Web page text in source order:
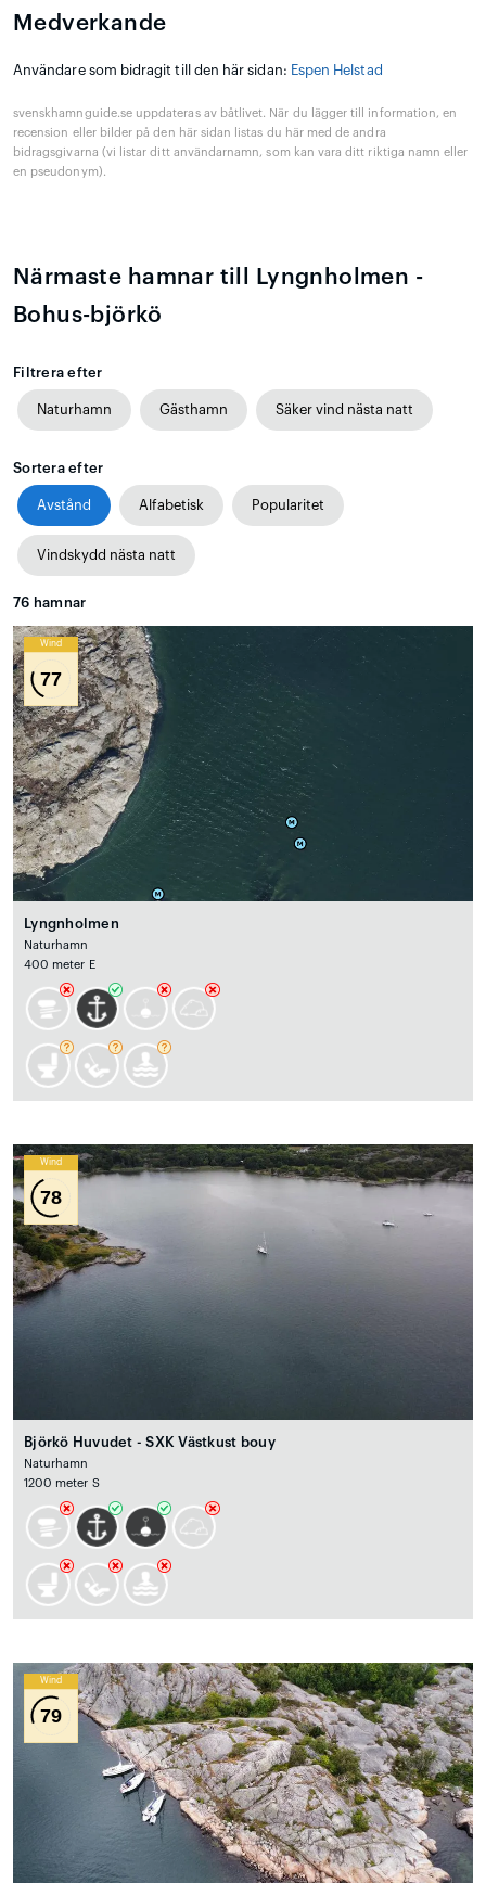
Medverkande
Användare som bidragit till den här sidan: Espen Helstad
svenskhamnguide.se uppdateras av båtlivet. När du lägger till information, en
recension eller bilder på den här sidan listas du här med de andra
bidragsgivarna (vi listar ditt användarnamn, som kan vara ditt riktiga namn eller
en pseudonym).
Närmaste hamnar till Lyngnholmen -
Bohus-björkö
Filtrera efter
Naturhamn Gästhamn Säker vind nästa natt
Sortera efter
Avstånd Alfabetisk Popularitet
Vindskydd nästa natt
76 hamnar
Wind
77
Lyngnholmen
Naturhamn
400 meter E
Wind
78
Björkö Huvudet - SXK Västkust bouy
Naturhamn
1200 meter S
Wind
79